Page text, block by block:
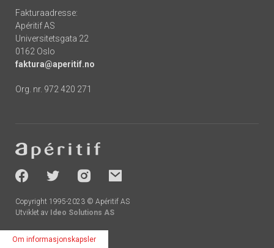
Fakturaadresse:
Apéritif AS
Universitetsgata 22
0162 Oslo
faktura@aperitif.no
Org. nr. 972 420 271
-
socials
Copyright 1995-2023 © Apéritif AS
Utviklet av Ideo Solutions AS
Om informasjonskapsler